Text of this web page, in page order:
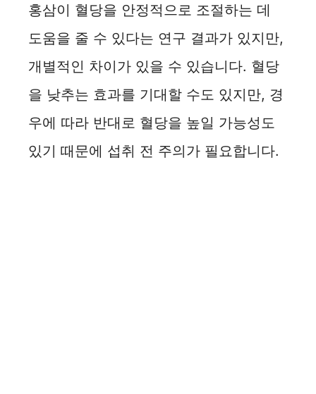
홍삼이 혈당을 안정적으로 조절하는 데
도움을 줄 수 있다는 연구 결과가 있지만,
개별적인 차이가 있을 수 있습니다. 혈당
을 낮추는 효과를 기대할 수도 있지만, 경
우에 따라 반대로 혈당을 높일 가능성도
있기 때문에 섭취 전 주의가 필요합니다.